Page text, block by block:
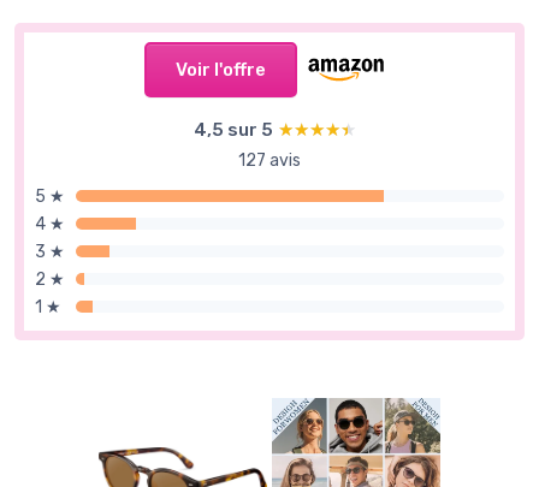
Voir l'offre
4,5 sur 5 ★★★★★
★★★★★
127 avis
5 ★
4 ★
3 ★
2 ★
1 ★